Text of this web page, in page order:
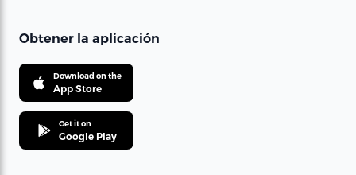
Obtener la aplicación
Download on the
App Store
Get it on
Google Play